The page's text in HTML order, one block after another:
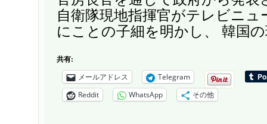
自衛隊現地指揮官がテレビニュ
にことの子細を明かし、 韓国
共有:
メールアドレス
Telegram
Reddit
WhatsApp その他